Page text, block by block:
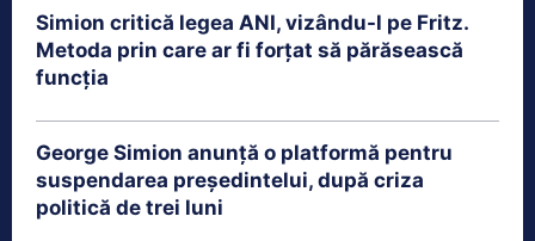
Simion critică legea ANI, vizându-l pe Fritz.
Metoda prin care ar fi forțat să părăsească
funcția
George Simion anunță o platformă pentru
suspendarea președintelui, după criza
politică de trei luni